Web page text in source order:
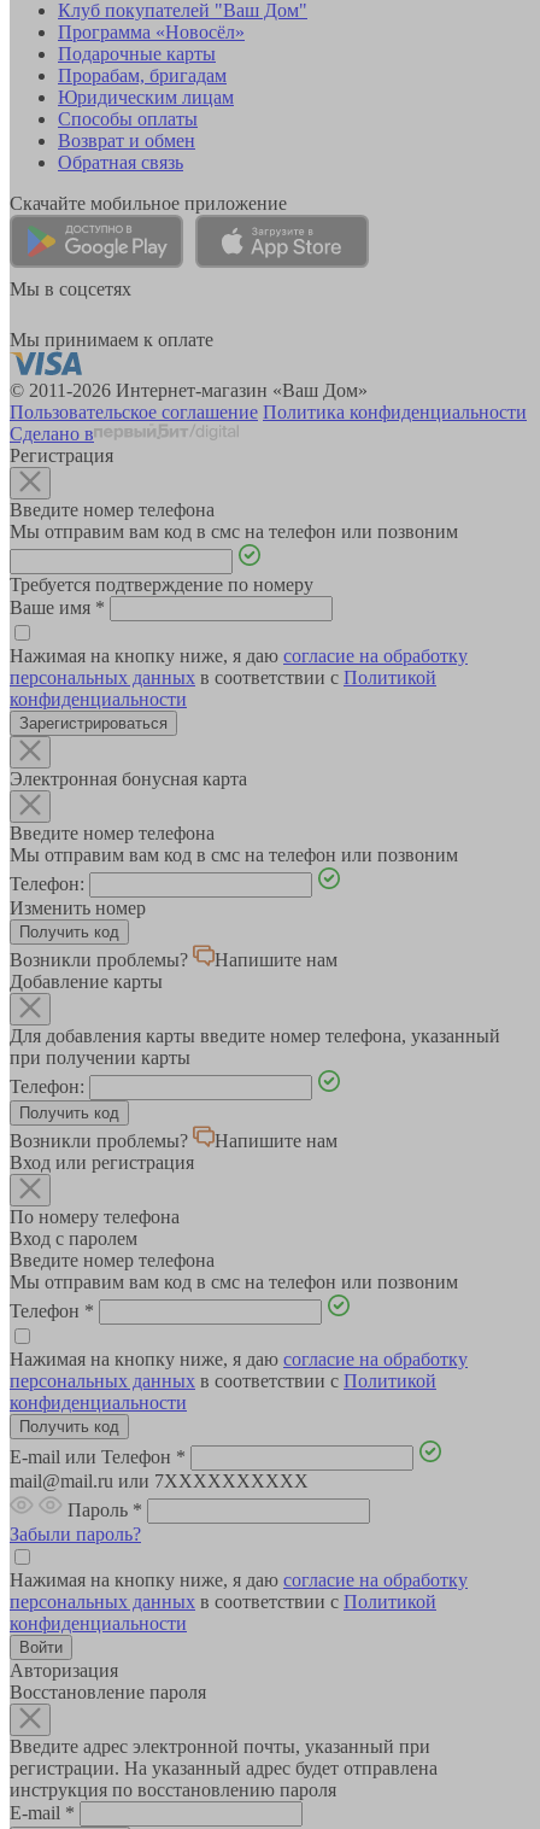
Клуб покупателей "Ваш Дом"
Программа «Новосёл»
Подарочные карты
Прорабам, бригадам
Юридическим лицам
Способы оплаты
Возврат и обмен
Обратная связь
Скачайте мобильное приложение
Мы в соцсетях
Мы принимаем к оплате
© 2011-2026 Интернет-магазин «Ваш Дом»
Пользовательское соглашение Политика конфиденциальности
Сделано в
Регистрация
Введите номер телефона
Мы отправим вам код в смс на телефон или позвоним
Требуется подтверждение по номеру
Ваше имя *
Нажимая на кнопку ниже, я даю согласие на обработку
персональных данных в соответствии с Политикой
конфиденциальности
Зарегистрироваться
Электронная бонусная карта
Введите номер телефона
Мы отправим вам код в смс на телефон или позвоним
Телефон:
Изменить номер
Возникли проблемы?
Напишите нам
Добавление карты
Для добавления карты введите номер телефона, указанный
при получении карты
Телефон:
Возникли проблемы?
Напишите нам
Вход или регистрация
По номеру телефона
Вход с паролем
Введите номер телефона
Мы отправим вам код в смс на телефон или позвоним
Телефон *
Нажимая на кнопку ниже, я даю согласие на обработку
персональных данных в соответствии с Политикой
конфиденциальности
E-mail или Телефон *
mail@mail.ru или 7XXXXXXXXXX
Пароль *
Забыли пароль?
Нажимая на кнопку ниже, я даю согласие на обработку
персональных данных в соответствии с Политикой
конфиденциальности
Авторизация
Восстановление пароля
Введите адрес электронной почты, указанный при
регистрации. На указанный адрес будет отправлена
инструкция по восстановлению пароля
E-mail *